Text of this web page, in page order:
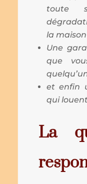
toute
la maison
Une
que
et enfin
qui
La